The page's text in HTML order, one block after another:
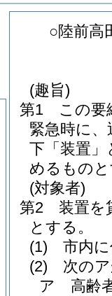
○陸前高
(趣旨)
第1 この要
緊急時に
下「装置」
めるもの
(対象者)
第2 装置を
とする。
(1) 市内に
(2) 次のア
ア 高齢